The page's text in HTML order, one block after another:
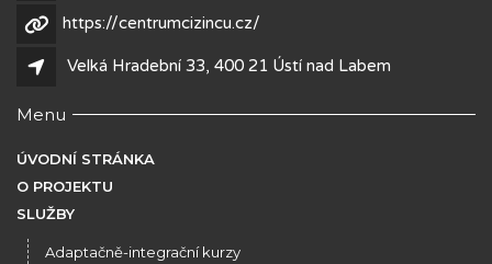
https://centrumcizincu.cz/
Velká Hradební 33, 400 21 Ústí nad Labem
Menu
ÚVODNÍ STRÁNKA
O PROJEKTU
SLUŽBY
Adaptačně-integrační kurzy